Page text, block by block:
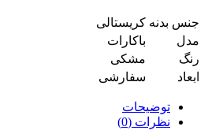
جنس بدنه کریستالی
مدل
باکارات
رنگ
مشکی
ابعاد
سفارشی
توضیحات
نظرات (0)